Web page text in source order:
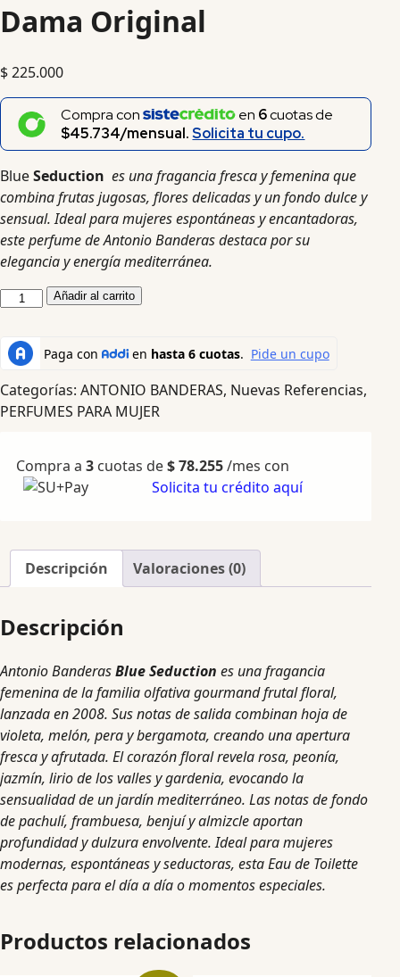
Dama Original
$225.000
Compra con en 6cuotas de
$45.734/mensual.Solicita tu cupo.
BlueSeduction es una fragancia fresca y femenina que
combina frutas jugosas, flores delicadas y un fondo dulce y
sensual. Ideal para mujeres espontáneas y encantadoras,
este perfume de Antonio Banderas destaca por su
elegancia y energía mediterránea.
Añadir al carrito
Categorías: ANTONIO BANDERAS, Nuevas Referencias,
PERFUMES PARA MUJER
Compra a 3 cuotas de$78.255/mes con
Solicita tu crédito aquí
Descripción Valoraciones (0)
Descripción
Antonio BanderasBlue Seduction es una fragancia
femenina de la familia olfativa gourmand frutal floral,
lanzada en 2008. Sus notas de salida combinan hoja de
violeta, melón, pera y bergamota, creando una apertura
fresca y afrutada. El corazón floral revela rosa, peonía,
jazmín, lirio de los valles y gardenia, evocando la
sensualidad de un jardín mediterráneo. Las notas de fondo
de pachulí, frambuesa, benjuí y almizcle aportan
profundidad y dulzura envolvente. Ideal para mujeres
modernas, espontáneas y seductoras, esta Eau de Toilette
es perfecta para el día a día o momentos especiales.
Productos relacionados